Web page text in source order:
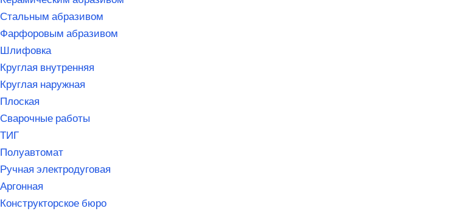
Стальным абразивом
Фарфоровым абразивом
Шлифовка
Круглая внутренняя
Круглая наружная
Плоская
Сварочные работы
ТИГ
Полуавтомат
Ручная электродуговая
Аргонная
Конструкторское бюро